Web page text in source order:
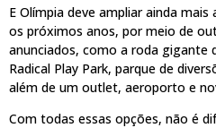
E Olímpia deve ampliar ainda
os próximos anos, por meio de
anunciados, como a roda gigante
Radical Play Park, parque de
além de um outlet, aeroporto e
Com todas essas opções, não é